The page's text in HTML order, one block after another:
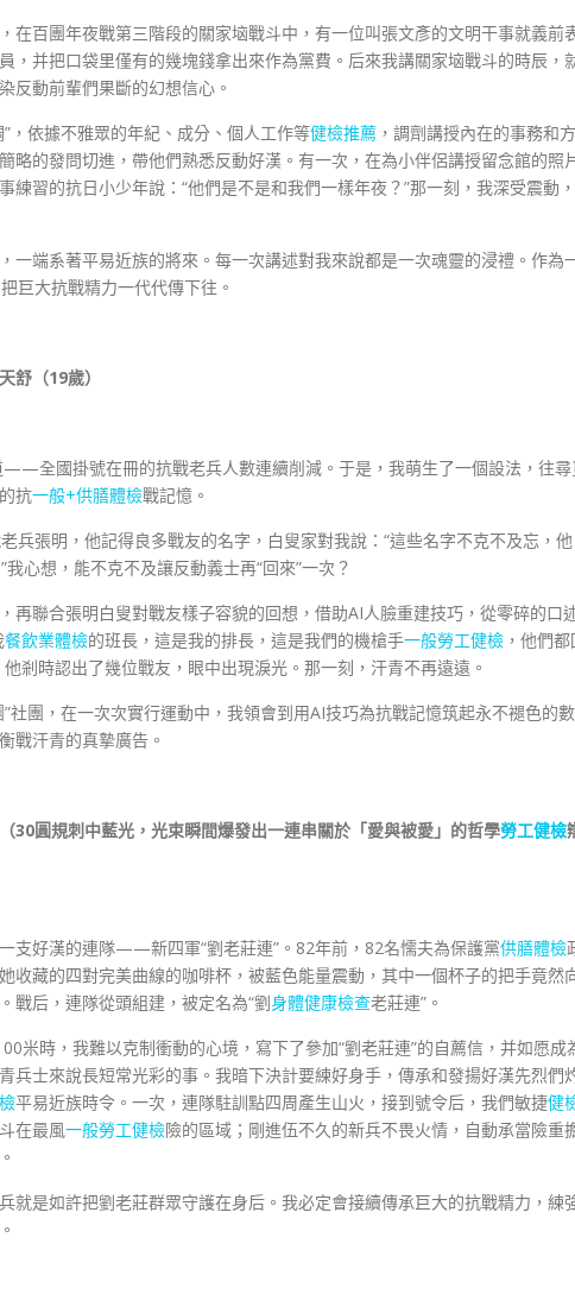
在百團年夜戰第三階段的關家垴戰斗中，有一位叫張文彥的文明干事就義前
，并把口袋里僅有的幾塊錢拿出來作為黨費。后來我講關家垴戰斗的時辰，
反動前輩們果斷的幻想信心。
，依據不雅眾的年紀、成分、個人工作等健檢推薦 ，調劑講授內在的事務和方
略的發問切進，帶他們熟悉反動好漢。有一次，在為小伴侶講授留念館的照
習的抗日小少年說：“他們是不是和我們一樣年夜？”那一刻，我深受震動，
一端系著平易近族的將來。每一次講述對我來說都是一次魂靈的浸禮。作為
巨大抗戰精力一代代傳下往。
舒（19歲）
全國掛號在冊的抗戰老兵人數連續削減。于是，我萌生了一個設法，往尋
抗一般+供膳體檢戰記憶。
兵張明，他記得良多戰友的名字，白叟家對我說：“這些名字不克不及忘，他
心想，能不克不及讓反動義士再“回來”一次？
再聯合張明白叟對戰友樣子容貌的回想，借助AI人臉重建技巧，從零碎的口
餐飲業體檢的班長，這是我的排長，這是我們的機槍手一般勞工健檢 ，他們都
剎時認出了幾位戰友，眼中出現淚光。那一刻，汗青不再遠遠。
社團，在一次次實行運動中，我領會到用AI技巧為抗戰記憶筑起永不褪色的數
戰汗青的真摯廣告。
30圓規刺中藍光，光束瞬間爆發出一連串關於「愛與被愛」的哲學勞工健檢
支好漢的連隊——新四軍“劉老莊連”。82年前，82名懦夫為保護黨供膳體檢
收藏的四對完美曲線的咖啡杯，被藍色能量震動，其中一個杯子的把手竟然
戰后，連隊從頭組建，被定名為“劉身體健康檢查老莊連”。
米時，我難以克制衝動的心境，寫下了參加“劉老莊連”的自薦信，并如愿成
兵士來說長短常光彩的事。我暗下決計要練好身手，傳承和發揚好漢先烈們
平易近族時令。一次，連隊駐訓點四周產生山火，接到號令后，我們敏捷健
在最風一般勞工健檢險的區域；剛進伍不久的新兵不畏火情，自動承當險重
就是如許把劉老莊群眾守護在身后。我必定會接續傳承巨大的抗戰精力，練